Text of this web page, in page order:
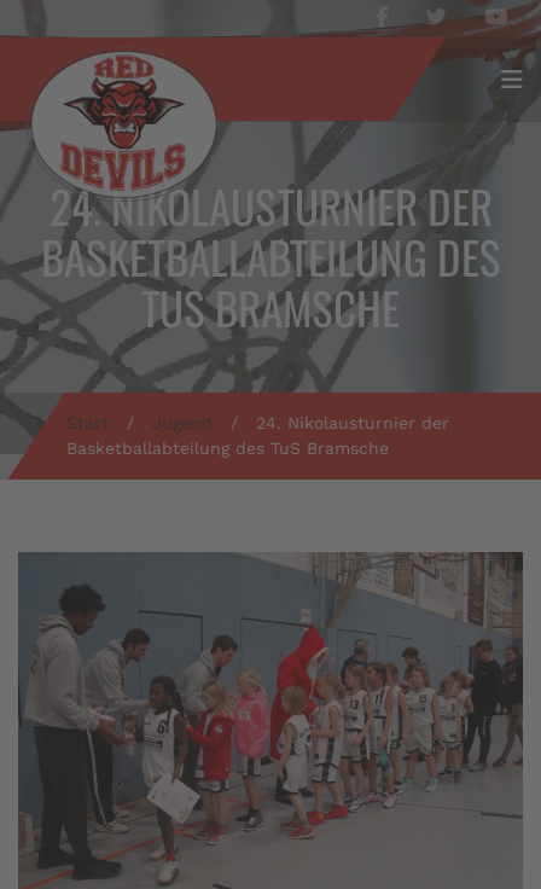
24. NIKOLAUSTURNIER DER
BASKETBALLABTEILUNG DES
TUS BRAMSCHE
Start / Jugend /
24. Nikolausturnier der
Basketballabteilung des TuS Bramsche